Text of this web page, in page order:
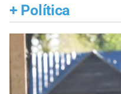
+ Política